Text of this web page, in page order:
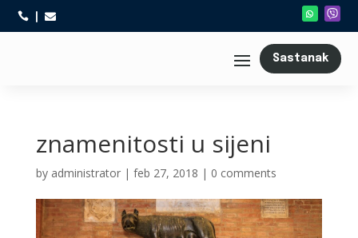
 
Sastanak
znamenitosti u sijeni
by administrator| feb 27, 2018 | 0 comments